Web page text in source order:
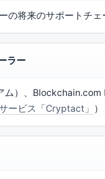
の将来のサポートチ
ラー
ム）、
ービス「Cryptact」 ）